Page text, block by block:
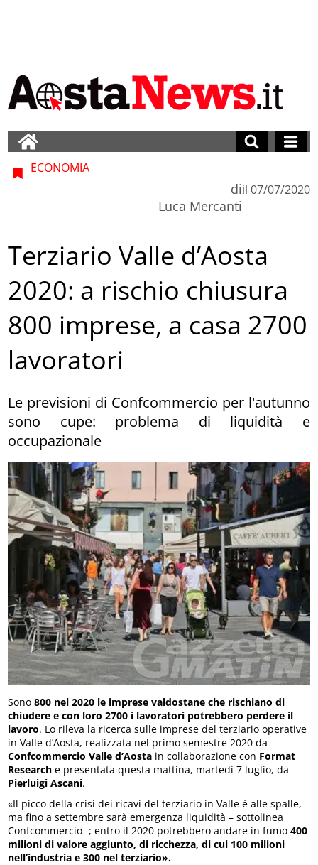
ECONOMIA
di
Luca Mercanti
il 07/07/2020
Terziario Valle d’Aosta
2020: a rischio chiusura
800 imprese, a casa 2700
lavoratori
Le previsioni di Confcommercio per l'autunno
sono cupe: problema di liquidità e
occupazionale
Sono800 nel 2020 le imprese valdostane che rischiano di
chiudere e con loro 2700 i lavoratori potrebbero perdere il
lavoro. Lo rileva la ricerca sulle imprese del terziario operative
in Valle d’Aosta, realizzata nel primo semestre 2020 da
Confcommercio Valle d’Aosta in collaborazione con Format
Researche presentata questa mattina, martedì 7 luglio, da
Pierluigi Ascani.
«Il picco della crisi dei ricavi del terziario in Valle è alle spalle,
ma fino a settembre sarà emergenza liquidità – sottolinea
Confcommercio -; entro il 2020 potrebbero andare in fumo400
milioni di valore aggiunto, di ricchezza, di cui 100 milioni
nell’industria e 300 nel terziario».